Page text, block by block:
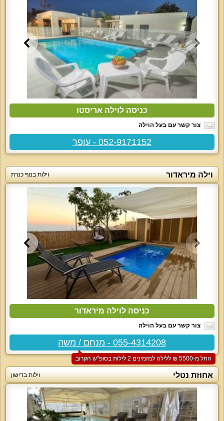
כניסה לוילה אריסטו
צור קשר עם בעל הוילה
052-9171152 - עופר
וילה מיראדור וילות בנוף כנרת
כניסה לוילה מיראדור
צור קשר עם בעל הוילה
055-4314208 - מנחם / משה
החל מ-‏5500 ₪ ללילה למזמינים 2 לילות בסופ"ש הקרוב
אחוזת נטלי וילות בדישון